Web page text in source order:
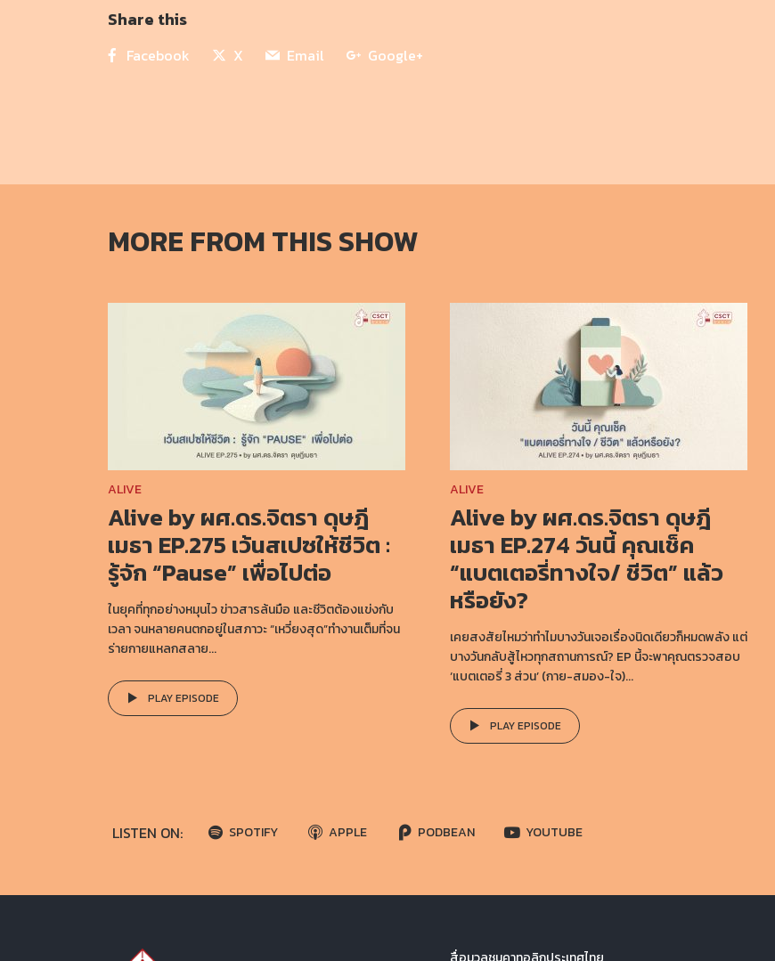
Share this
Facebook X Email Google+
MORE FROM THIS SHOW
ALIVE
Alive by ผศ.ดร.จิตรา ดุษฎี
เมธา EP.275 เว้นสเปซให้ชีวิต :
รู้จัก “Pause” เพื่อไปต่อ
ในยุคที่ทุกอย่างหมุนไว ข่าวสารล้นมือ และชีวิตต้องแข่งกับ
เวลา จนหลายคนตกอยู่ในสภาวะ “เหวี่ยงสุด”ทำงานเต็มที่จน
ร่ายกายแหลกสลาย...
PLAY EPISODE
ALIVE
Alive by ผศ.ดร.จิตรา ดุษฎี
เมธา EP.274 วันนี้ คุณเช็ค
“แบตเตอรี่ทางใจ/ ชีวิต” แล้ว
หรือยัง?
เคยสงสัยไหมว่าทำไมบางวันเจอเรื่องนิดเดียวก็หมดพลัง แต่
บางวันกลับสู้ไหวทุกสถานการณ์? EP นี้จะพาคุณตรวจสอบ
‘แบตเตอรี่ 3 ส่วน’ (กาย-สมอง-ใจ)...
PLAY EPISODE
LISTEN ON: SPOTIFY APPLE PODBEAN YOUTUBE